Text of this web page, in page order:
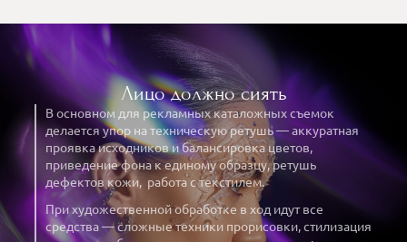
Лицо должно сиять
В основном для рекламных каталожных съемок
делается упор на техническую ретушь — аккуратная
проявка исходников и балансировка цветов,
приведение фона к единому образцу, ретушь
дефектов кожи, работа с текстилем.
При художественной обработке в ход идут все
средства — сложные техники прорисовки, стилизация